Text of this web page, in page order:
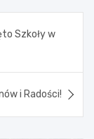
Szkoły w
i Radości!